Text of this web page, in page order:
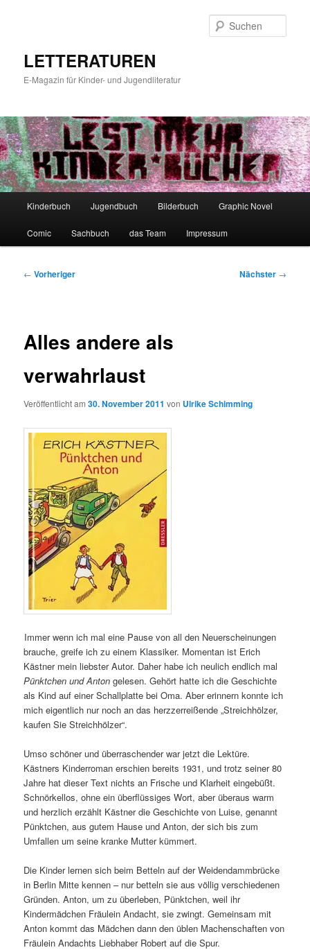
LETTERATUREN
E-Magazin für Kinder- und Jugendliteratur
Kinderbuch Jugendbuch Bilderbuch Graphic Novel
Comic Sachbuch das Team Impressum
Beitragsnavigation
← Vorheriger Nächster →
Alles andere als
verwahrlaust
Veröffentlicht am30. November 2011 von Ulrike Schimming
Immer wenn ich mal eine Pause von all den Neuerscheinungen
brauche, greife ich zu einem Klassiker. Momentan ist Erich
Kästner mein liebster Autor. Daher habe ich neulich endlich mal
Pünktchen und Anton gelesen. Gehört hatte ich die Geschichte
als Kind auf einer Schallplatte bei Oma. Aber erinnern konnte ich
mich eigentlich nur noch an das herzzerreißende „Streichhölzer,
kaufen Sie Streichhölzer“.
Umso schöner und überraschender war jetzt die Lektüre.
Kästners Kinderroman erschien bereits 1931, und trotz seiner 80
Jahre hat dieser Text nichts an Frische und Klarheit eingebüßt.
Schnörkellos, ohne ein überflüssiges Wort, aber überaus warm
und herzlich erzählt Kästner die Geschichte von Luise, genannt
Pünktchen, aus gutem Hause und Anton, der sich bis zum
Umfallen um seine kranke Mutter kümmert.
Die Kinder lernen sich beim Betteln auf der Weidendammbrücke
in Berlin Mitte kennen – nur betteln sie aus völlig verschiedenen
Gründen. Anton, um zu überleben, Pünktchen, weil ihr
Kindermädchen Fräulein Andacht, sie zwingt. Gemeinsam mit
Anton kommt das Mädchen dann den üblen Machenschaften von
Fräulein Andachts Liebhaber Robert auf die Spur.